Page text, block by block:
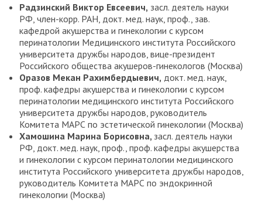
Радзинский Виктор Евсеевич, засл. деятель науки
РФ, член-корр. РАН, докт. мед. наук, проф., зав.
кафедрой акушерства и гинекологии с курсом
перинатологии Медицинского института Российского
университета дружбы народов, вице-президент
Российского общества акушеров-гинекологов (Москва)
Оразов Мекан Рахимбердыевич, докт. мед. наук,
проф. кафедры акушерства и гинекологии с курсом
перинатологии медицинского института Российского
университета дружбы народов, руководитель
Комитета МАРС по эстетической гинекологии (Москва)
Хамошина Марина Борисовна, засл. деятель науки
РФ, докт. мед. наук, проф., проф. кафедры акушерства
и гинекологии с курсом перинатологии медицинского
института Российского университета дружбы народов,
руководитель Комитета МАРС по эндокринной
гинекологии (Москва)